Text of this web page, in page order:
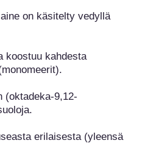
on käsitelty vedyllä
koostuu kahdesta
(oktadeka-9,12-
erilaisesta (yleensä